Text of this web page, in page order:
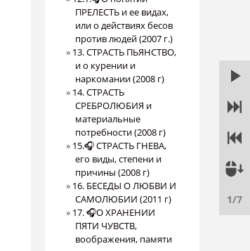
ПРЕЛЕСТЬ и ее видах,
или о действиях бесов
против людей (2007 г.)
13. СТРАСТЬ ПЬЯНСТВО,
и о курении и
наркомании (2008 г)
14. СТРАСТЬ
СРЕБРОЛЮБИЯ и
материальные
потребности (2008 г)
15.🎧 СТРАСТЬ ГНЕВА,
его виды, степени и
причины (2008 г)
16. БЕСЕДЫ О ЛЮБВИ И
САМОЛЮБИИ (2011 г)
17. 🎧О ХРАНЕНИИ
ПЯТИ ЧУВСТВ,
воображения, памяти
1/7